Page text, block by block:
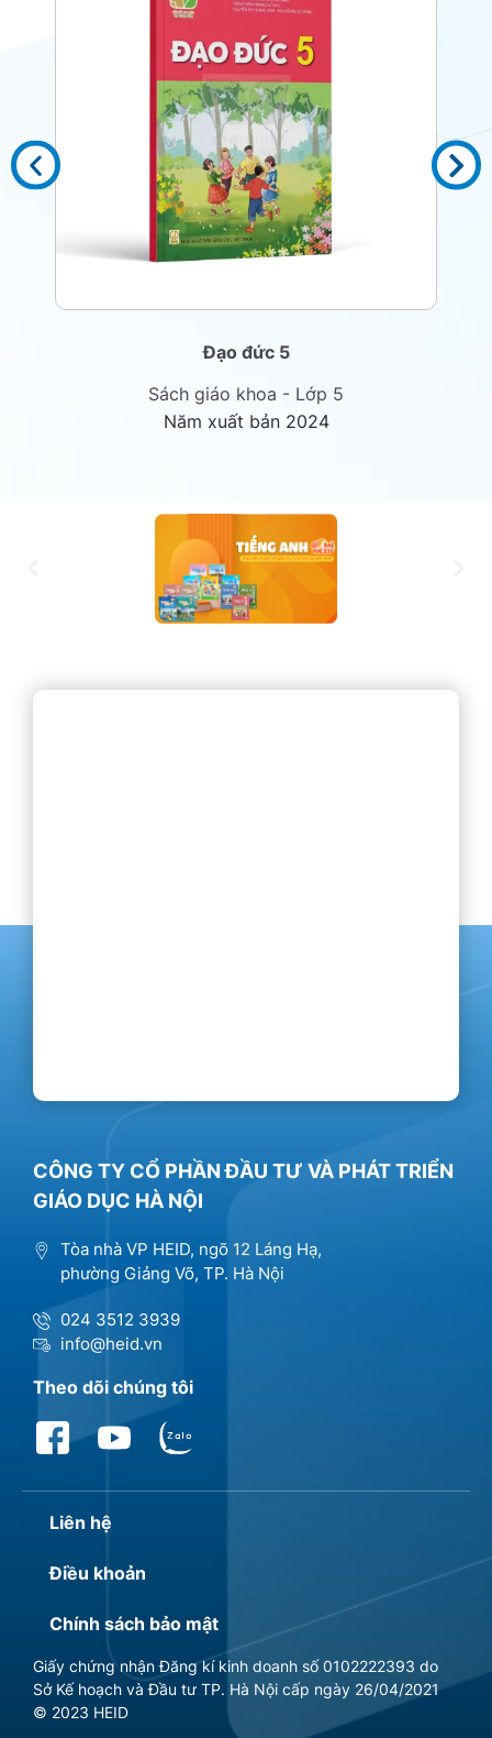
Đạo đức 5
Sách giáo khoa - Lớp 5
Năm xuất bản 2024
CÔNG TY CỔ PHẦN ĐẦU TƯ VÀ PHÁT TRIỂN
GIÁO DỤC HÀ NỘI
Tòa nhà VP HEID, ngõ 12 Láng Hạ,
phường Giảng Võ, TP. Hà Nội
024 3512 3939
info@heid.vn
Theo dõi chúng tôi
Liên hệ
Điều khoản
Chính sách bảo mật
Giấy chứng nhận Đăng kí kinh doanh số 0102222393 do
Sở Kế hoạch và Đầu tư TP. Hà Nội cấp ngày 26/04/2021
© 2023 HEID